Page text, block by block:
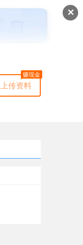
✕
上传资料
赚现金